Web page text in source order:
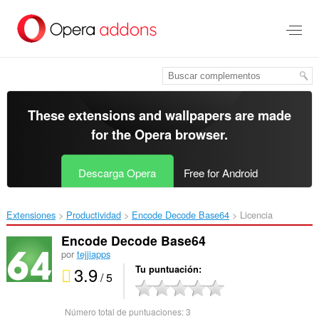
contenido
These extensions and wallpapers are made
for theOpera browser.
Descarga Opera Free for Android
Extensiones Productividad Encode Decode Base64‎ Licencia
Encode Decode Base64
por tejjiapps
3.9/ 5 Tu puntuación
Número total de puntuaciones:3